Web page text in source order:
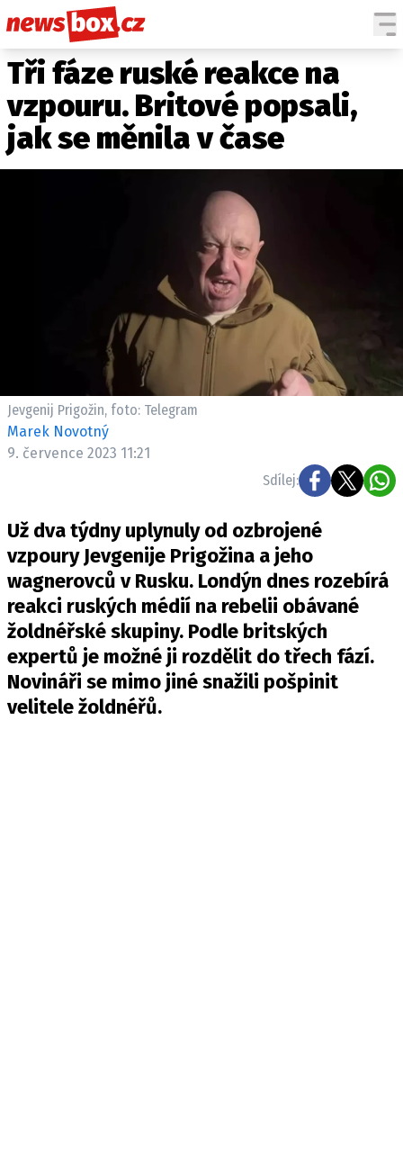
DOMÁCÍ
POČASÍ
KRIMI
ČESKÉ CELEBRITY
SVĚTOVÉ CELEBRITY
SLEDUJTE NÁS NA|
Máte příběh, fotku nebo video?
Pošlete e-mail na newsbox.cz
KONTAKT
VYDAVATEL
INZERCE
OSOBNÍ ÚDAJE / COOKIES
VOLNÁ MÍSTA
Tři fáze ruské reakce na
vzpouru. Britové popsali,
jak se měnila v čase
Jevgenij Prigožin, foto: Telegram
Marek Novotný
9. července 2023 11:21
Sdílej:
Už dva týdny uplynuly od ozbrojené
vzpoury Jevgenije Prigožina a jeho
wagnerovců v Rusku. Londýn dnes rozebírá
reakci ruských médií na rebelii obávané
žoldnéřské skupiny. Podle britských
expertů je možné ji rozdělit do třech fází.
Novináři se mimo jiné snažili pošpinit
velitele žoldnéřů.